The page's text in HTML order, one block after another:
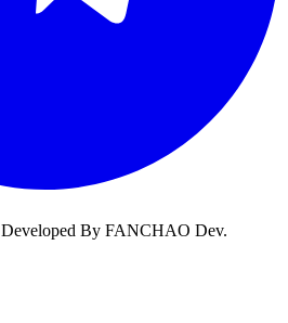
Developed By FANCHAO Dev.